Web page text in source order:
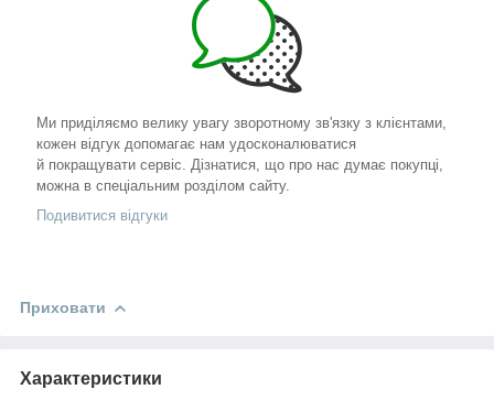
Ми приділяємо велику увагу зворотному зв'язку з клієнтами,
кожен відгук допомагає нам удосконалюватися
й покращувати сервіс. Дізнатися, що про нас думає покупці,
можна в спеціальним розділом сайту.
Подивитися відгуки
Приховати
Характеристики